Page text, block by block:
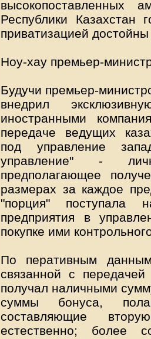
высокопоставленных
Республики Казахстан
приватизацией
Ноу-хау премьер-
Будучи премьер-
внедрил
иностранными
передаче ведущих
под управление
управление" -
предполагающее
размерах за каждое
"порция" поступала
предприятия в
покупке ими
По перативным
связанной с
получал наличными
суммы бонуса,
составляющие
естественно; более